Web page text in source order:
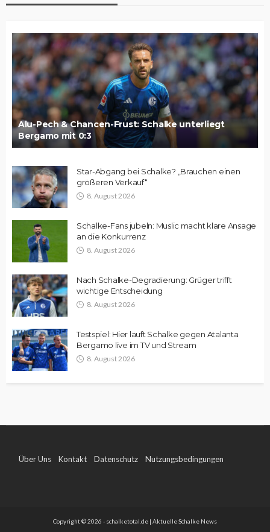
Alu-Pech & Chancen-Frust: Schalke unterliegt
Bergamo mit 0:3
Star-Abgang bei Schalke? „Brauchen einen
größeren Verkauf“
8. August 2026
Schalke-Fans jubeln: Muslic macht klare Ansage
an die Konkurrenz
8. August 2026
Nach Schalke-Degradierung: Grüger trifft
wichtige Entscheidung
8. August 2026
Testspiel: Hier läuft Schalke gegen Atalanta
Bergamo live im TV und Stream
8. August 2026
Über Uns Kontakt Datenschutz Nutzungsbedingungen
Copyright © 2026 - schalketotal.de | Aktuelle Schalke News